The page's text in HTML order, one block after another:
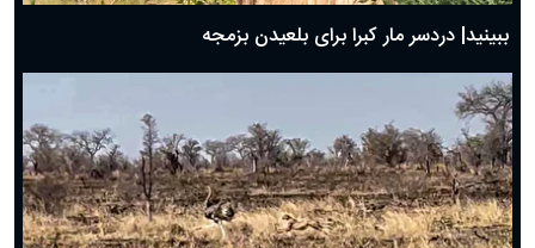
ببینید| دردسر مار کبرا برای بلعیدن بزمجه